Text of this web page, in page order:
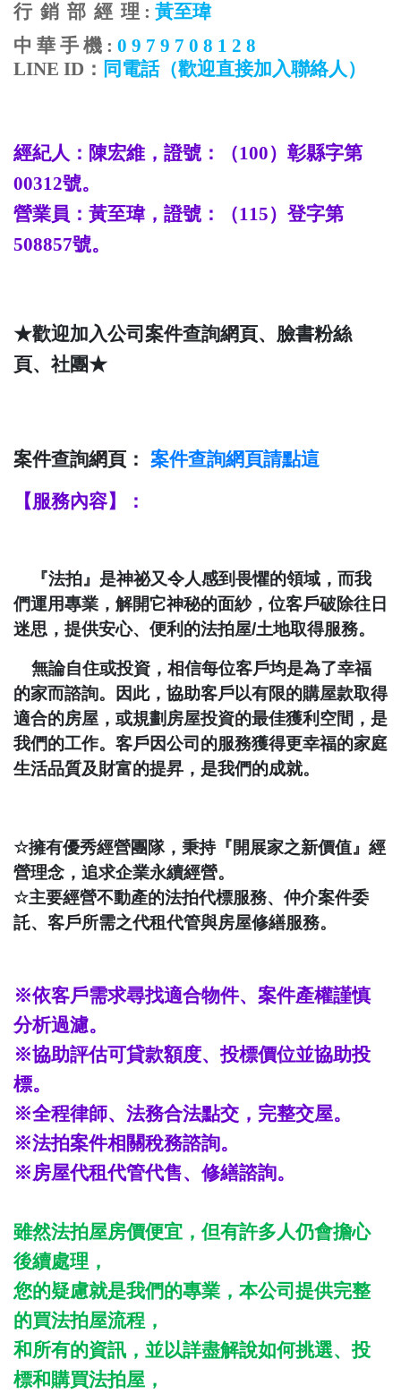
行 銷 部 經 理 : 黃至瑋
中 華 手 機 : 0 9 7 9 7 0 8 1 2 8
LINE ID ： 同電話（歡迎直接加入聯絡人）
經紀人：陳宏維，證號：（100）彰縣字第
00312號。
營業員： 黃至瑋，證號：（115）登字第
508857號。
★歡迎加入公司案件查詢網頁、臉書粉絲
頁、社團★
案件查詢網頁： 案件查詢網頁請點這
【服務內容】：
『法拍』是神祕又令人感到畏懼的領域，而我
們運用專業，解開它神秘的面紗，位客戶破除往日
迷思，提供安心、便利的法拍屋/土地取得服務。
無論自住或投資，相信每位客戶均是為了幸福
的家而諮詢。因此，協助客戶以有限的購屋款取得
適合的房屋，或規劃房屋投資的最佳獲利空間，是
我們的工作。客戶因公司的服務獲得更幸福的家庭
生活品質及財富的提昇，是我們的成就。
☆擁有優秀經營團隊，秉持『開展家之新價值』經
營理念，追求企業永續經營。
☆主要經營不動產的法拍代標服務、仲介案件委
託、客戶所需之代租代管與房屋修繕服務。
※依客戶需求尋找適合物件、案件產權謹慎
分析過濾。
※協助評估可貸款額度、投標價位並協助投
標。
※全程律師、法務合法點交，完整交屋。
※法拍案件相關稅務諮詢。
※房屋代租代管代售、修繕諮詢。
雖然法拍屋房價便宜，但有許多人仍會擔心
後續處理，
您的疑慮就是我們的專業，本公司提供完整
的買法拍屋流程，
和所有的資訊，並以詳盡解說如何挑選、投
標和購買法拍屋，